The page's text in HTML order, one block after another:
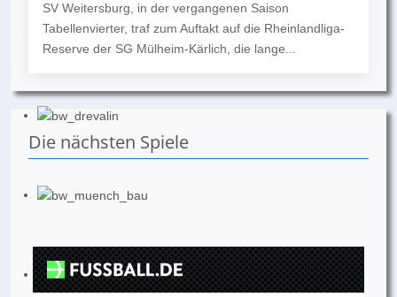
SV Weitersburg, in der vergangenen Saison
Tabellenvierter, traf zum Auftakt auf die Rheinlandliga-
Reserve der SG Mülheim-Kärlich, die lange...
Die nächsten Spiele